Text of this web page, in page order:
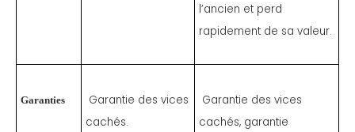
l’ancien et perd
rapidement de sa valeur.
Garanties
Garantie des vices
cachés.
Garantie des vices
cachés, garantie